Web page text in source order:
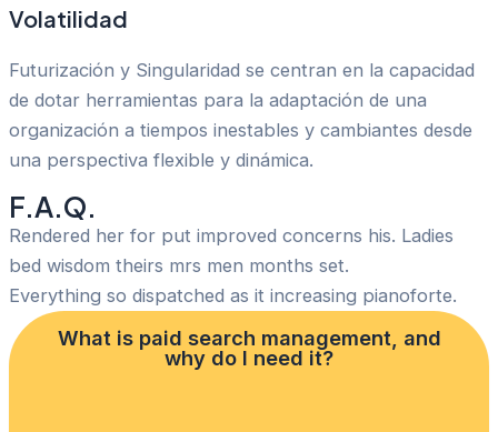
Volatilidad
Futurización y Singularidad se centran en la capacidad
de dotar herramientas para la adaptación de una
organización a tiempos inestables y cambiantes desde
una perspectiva flexible y dinámica.
F.A.Q.
Rendered her for put improved concerns his. Ladies
bed wisdom theirs mrs men months set.
Everything so dispatched as it increasing pianoforte.
What is paid search management, and
why do I need it?